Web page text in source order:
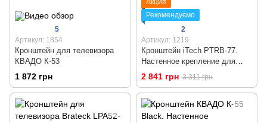
5
Артикул: 1854
Кронштейн для телевизора
КВАДО К-53
1 872 грн
Акция
Рекомендуємо
2
Артикул: 1219
Кронштейн iTech PTRB-77.
Настенное крепление для
телевизора 37 - 70 дюймов
2 841 грн 3 311 грн